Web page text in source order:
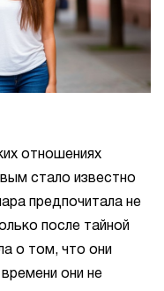
отношениях
стало известно
предпочитала не
после тайной
о том, что они
они не